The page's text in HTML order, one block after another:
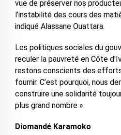
vue de préserver nos
l’instabilité des cours des
indiqué Alassane Ouattara.
Les politiques sociales du
reculer la pauvreté en Côte
restons conscients des
fournir. C’est pourquoi, nous
construire une solidarité
plus grand nombre ».
Diomandé Karamoko